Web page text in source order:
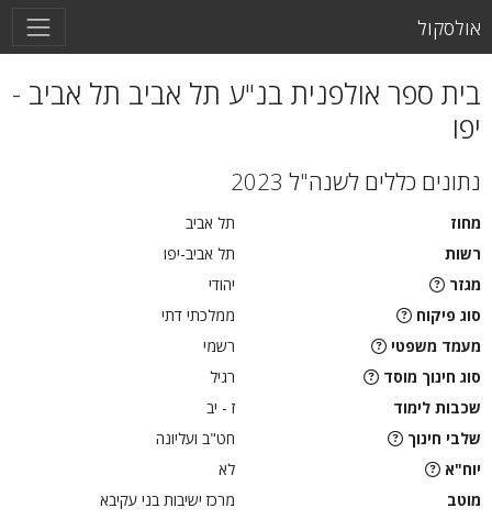
אולסקול
בית ספר אולפנית בנ"ע תל אביב תל אביב -
יפו
נתונים כללים לשנה"ל 2023
מחוז
תל אביב
רשות
תל אביב-יפו
מגזר
יהודי
סוג פיקוח
ממלכתי דתי
מעמד משפטי
רשמי
סוג חינוך מוסד
רגיל
שכבות לימוד
ז - יב
שלבי חינוך
חט"ב ועליונה
יוח"א
לא
מוטב
מרכז ישיבות בני עקיבא